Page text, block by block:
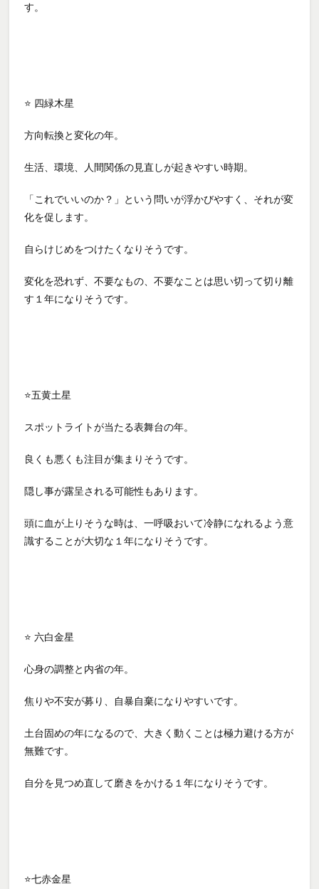
す。
⭐ 四緑木星
方向転換と変化の年。
生活、環境、人間関係の見直しが起きやすい時期。
「これでいいのか？」という問いが浮かびやすく、それが変
化を促します。
自らけじめをつけたくなりそうです。
変化を恐れず、不要なもの、不要なことは思い切って切り離
す１年になりそうです。
⭐五黄土星
スポットライトが当たる表舞台の年。
良くも悪くも注目が集まりそうです。
隠し事が露呈される可能性もあります。
頭に血が上りそうな時は、一呼吸おいて冷静になれるよう意
識することが大切な１年になりそうです。
⭐ 六白金星
心身の調整と内省の年。
焦りや不安が募り、自暴自棄になりやすいです。
土台固めの年になるので、大きく動くことは極力避ける方が
無難です。
自分を見つめ直して磨きをかける１年になりそうです。
⭐七赤金星